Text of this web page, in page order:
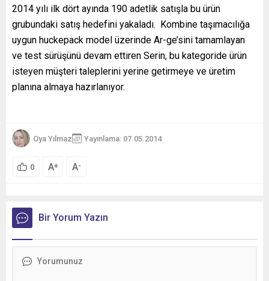
2014 yılı ilk dört ayında 190 adetlik satışla bu ürün
grubundaki satış hedefini yakaladı. Kombine taşımacılığa
uygun huckepack model üzerinde Ar-ge’sini tamamlayan
ve test sürüşünü devam ettiren Serin, bu kategoride ürün
isteyen müşteri taleplerini yerine getirmeye ve üretim
planına almaya hazırlanıyor.
Oya Yılmaz Yayınlama: 07.05.2014
0 A+ A-
Bir Yorum Yazın